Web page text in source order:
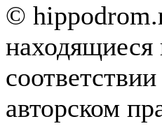
©
находящиеся
авторском